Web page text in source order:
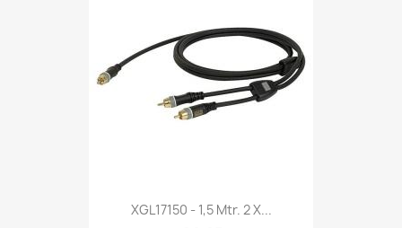
Snel bekijken
XGL17150 - 1,5 Mtr. 2 X...